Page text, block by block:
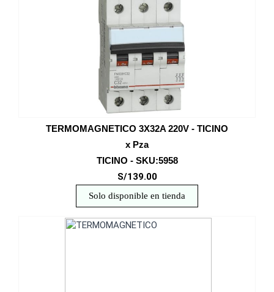
TERMOMAGNETICO 3X32A 220V - TICINO
x Pza
TICINO - SKU:5958
S/139.00
Solo disponible en tienda